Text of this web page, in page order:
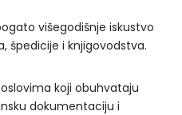
višegodišnje iskustvo
špedicije i knjigovodstva.
koji obuhvataju
dokumentaciju i